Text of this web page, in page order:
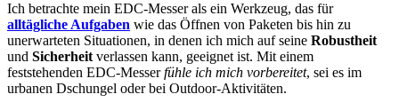
Ich betrachte mein EDC-Messer als ein Werkzeug, das für
alltägliche Aufgaben wie das Öffnen von Paketen bis hin zu
unerwarteten Situationen, in denen ich mich auf seine Robustheit
und Sicherheit verlassen kann, geeignet ist. Mit einem
feststehenden EDC-Messerfühle ich mich vorbereitet, sei es im
urbanen Dschungel oder bei Outdoor-Aktivitäten.